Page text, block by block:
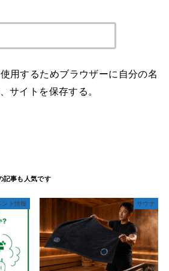
用するためブラウザーに自分の名
サイトを保存する。
ント情報 サウナ